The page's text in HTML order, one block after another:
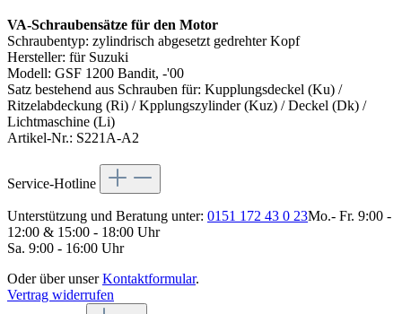
VA-Schraubensätze für den Motor
Schraubentyp: zylindrisch abgesetzt gedrehter Kopf
Hersteller: für Suzuki
Modell: GSF 1200 Bandit, -'00
Satz bestehend aus Schrauben für: Kupplungsdeckel (Ku) /
Ritzelabdeckung (Ri) / Kpplungszylinder (Kuz) / Deckel (Dk) /
Lichtmaschine (Li)
Artikel-Nr.: S221A-A2
Service-Hotline
Unterstützung und Beratung unter: 0151 172 43 0 23Mo.- Fr. 9:00 -
12:00 & 15:00 - 18:00 Uhr
Sa. 9:00 - 16:00 Uhr
Oder über unserKontaktformular.
Vertrag widerrufen